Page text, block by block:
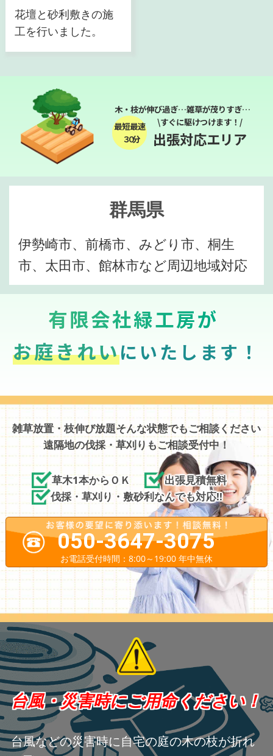
花壇と砂利敷きの施
工を行いました。
木・枝が伸び過ぎ…雑草が茂りすぎ…
最短最速
３０分
\すぐに駆けつけます！/
出張対応エリア
群馬県
伊勢崎市、前橋市、みどり市、桐生
市、太田市、館林市など周辺地域対応
有限会社緑工房が
お庭きれいにいたします！
雑草放置・枝伸び放題そんな状態でもご相談ください
遠隔地の伐採・草刈りもご相談受付中！
草木1本からＯＫ
出張見積無料
伐採・草刈り・敷砂利なんでも対応!!
050-3647-3075
お電話受付時間：8:00～19:00 年中無休
台風・災害時にご用命ください！
台風などの災害時に自宅の庭の木の枝が折れ